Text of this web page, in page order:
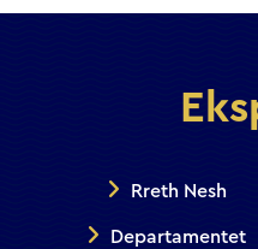
Rreth Nesh
Departamentet